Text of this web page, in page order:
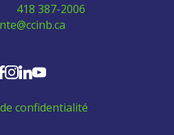
418 387-2006
confidentialité